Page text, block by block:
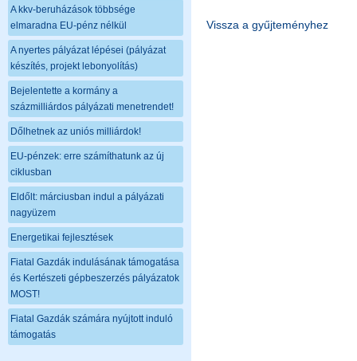
A kkv-beruházások többsége
elmaradna EU-pénz nélkül
A nyertes pályázat lépései (pályázat
készítés, projekt lebonyolítás)
Bejelentette a kormány a
százmilliárdos pályázati menetrendet!
Dőlhetnek az uniós milliárdok!
EU-pénzek: erre számíthatunk az új
ciklusban
Eldőlt: márciusban indul a pályázati
nagyüzem
Energetikai fejlesztések
Fiatal Gazdák indulásának támogatása
és Kertészeti gépbeszerzés pályázatok
MOST!
Fiatal Gazdák számára nyújtott induló
támogatás
Vissza a gyűjteményhez